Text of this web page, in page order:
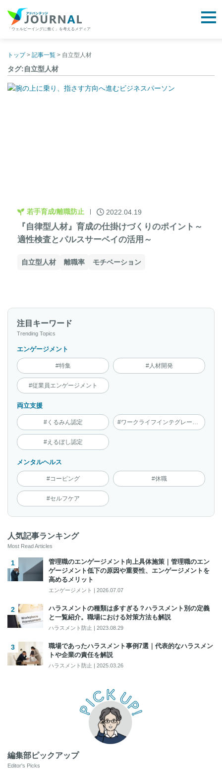
content
「ウェルビーイングに働く」を考えるメディア
トップ> 記事一覧 > 自立型人材
タグ:自立型人材
若手育成/離職防止 2022.04.19
『自律型人材』育成の仕掛けづくりのポイント～
適性検査とパルスサーベイの活用～
自立型人材 離職率 モチベーション
注目キーワード
Trending Topics
エンゲージメント
#特集 #人材開発
#従業員エンゲージメント
両立支援
#くるみん認定
#えるぼし認定
メンタルヘルス
#コーピング #休職
#セルフケア
人気記事ランキング
Most Read Articles
管理職のエンゲージメント向上具体施策｜管理職のエン
ゲージメント低下の原因や重要性、エンゲージメントを
高めるメリット
エンゲージメント | 2026.07.07
ハラスメントの種類は多すぎる？ハラスメント別の定義
と一覧紹介。職場における対策方法も解説
ハラスメント防止 | 2023.08.29
職場であったハラスメント事例7選｜代表的なハラスメン
トや企業の責任を解説
ハラスメント防止 | 2025.03.26
編集部ピックアップ
Editor's Picks